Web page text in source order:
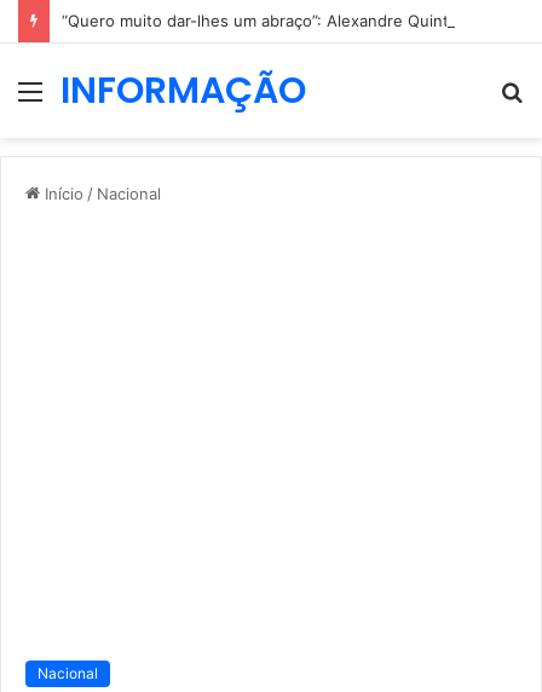
MenuINFORMAÇÃO
Início / Nacional
Nacional